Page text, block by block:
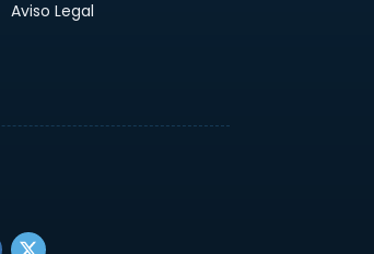
Aviso Legal